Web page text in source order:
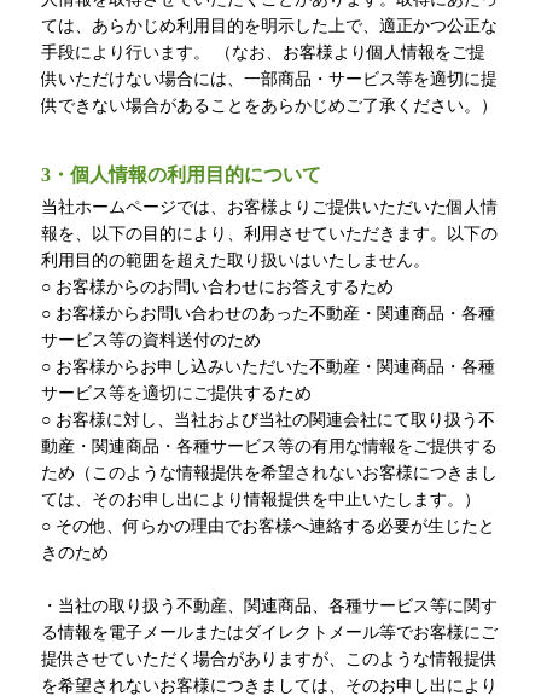
ては、あらかじめ利用目的を明示した上で、適正かつ公正な
手段により行います。 （なお、お客様より個人情報をご提
供いただけない場合には、一部商品・サービス等を適切に提
供できない場合があることをあらかじめご了承ください。）
3・個人情報の利用目的について
当社ホームページでは、お客様よりご提供いただいた個人情
報を、以下の目的により、利用させていただきます。以下の
利用目的の範囲を超えた取り扱いはいたしません。
○ お客様からのお問い合わせにお答えするため
○ お客様からお問い合わせのあった不動産・関連商品・各種
サービス等の資料送付のため
○ お客様からお申し込みいただいた不動産・関連商品・各種
サービス等を適切にご提供するため
○ お客様に対し、当社および当社の関連会社にて取り扱う不
動産・関連商品・各種サービス等の有用な情報をご提供する
ため（このような情報提供を希望されないお客様につきまし
ては、そのお申し出により情報提供を中止いたします。）
○ その他、何らかの理由でお客様へ連絡する必要が生じたと
きのため
・当社の取り扱う不動産、関連商品、各種サービス等に関す
る情報を電子メールまたはダイレクトメール等でお客様にご
提供させていただく場合がありますが、このような情報提供
を希望されないお客様につきましては、そのお申し出により